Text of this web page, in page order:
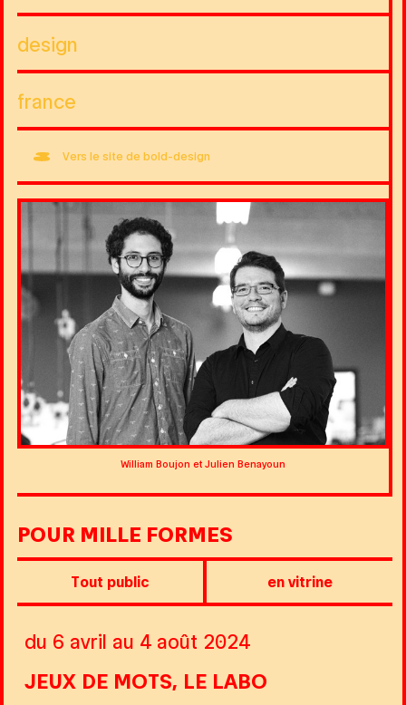
design
france
Vers le site de bold-design
Image
William Boujon et Julien Benayoun
POUR MILLE FORMES
Tout public en vitrine
du 6 avril au 4 août 2024
JEUX DE MOTS, LE LABO